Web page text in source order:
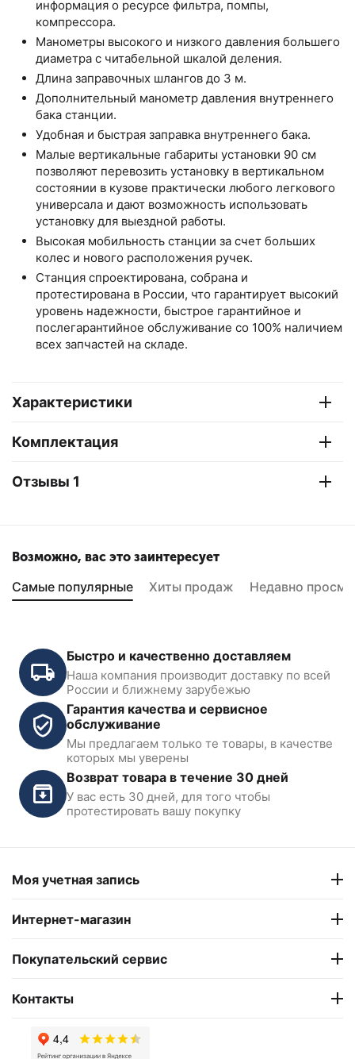
информация о ресурсе фильтра, помпы,
компрессора.
Манометры высокого и низкого давления большего
диаметра с читабельной шкалой деления.
Длина заправочных шлангов до 3 м.
Дополнительный манометр давления внутреннего
бака станции.
Удобная и быстрая заправка внутреннего бака.
Малые вертикальные габариты установки 90 см
позволяют перевозить установку в вертикальном
состоянии в кузове практически любого легкового
универсала и дают возможность использовать
установку для выездной работы.
Высокая мобильность станции за счет больших
колес и нового расположения ручек.
Станция спроектирована, собрана и
протестирована в России, что гарантирует высокий
уровень надежности, быстрое гарантийное и
послегарантийное обслуживание со 100% наличием
всех запчастей на складе.
Характеристики
Комплектация
Отзывы 1
Возможно, вас это заинтересует
Самые популярные Хиты продаж Недавно
Станция для заправки
автокондиционеров ODA-
200
В наличии
Cтанция для заправки
KRW134AMS
В наличии
Быстро и качественно доставляем
Наша компания производит доставку по всей
России и ближнему зарубежью
Гарантия качества и сервисное
обслуживание
Мы предлагаем только те товары, в качестве
которых мы уверены
Возврат товара в течение 30 дней
У вас есть 30 дней, для того чтобы
протестировать вашу покупку
Моя учетная запись
Интернет-магазин
Покупательский сервис
Контакты